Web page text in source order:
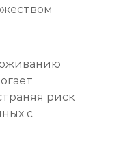
риск
с